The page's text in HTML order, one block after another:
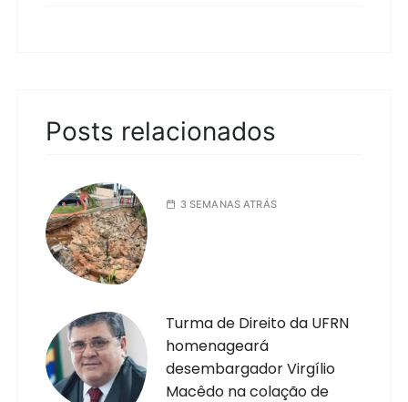
Posts relacionados
3 SEMANAS ATRÁS
Turma de Direito da UFRN
homenageará
desembargador Virgílio
Macêdo na colação de